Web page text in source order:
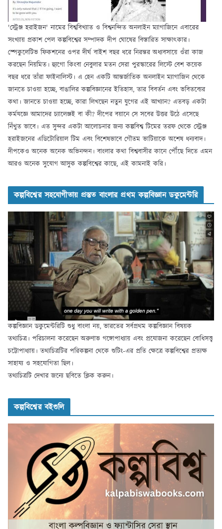
'স্ট্রেঞ্জ হরাইজন' নামের বিশ্ববিখ্যাত ও বিশ্বনন্দিত অনলাইন ম্যাগাজিনে এবারের
সংখ্যায় প্রকাশ পেল কল্পবিশ্বের সম্পাদক দীপ ঘোষের বিস্তারিত সাক্ষাৎকার।
স্পেকুলেটিভ ফিকশনের ওপর দীর্ঘ বাইশ বছর ধরে নিরন্তর অধ্যবসায়ে ওঁরা কাজ
করছেন নিয়মিত। হ্যুগো কিংবা নেবুলার মতন সেরা পুরস্কারের লিস্টে বেশ কয়েক
বছর ধরে তাঁরা ফাইনালিস্ট। এ হেন একটি আন্তর্জাতিক অনলাইন ম্যাগাজিন থেকে
জানতে চাওয়া হচ্ছে, বাঙালির কল্পবিজ্ঞানের ইতিহাস, তার বিবর্তন এবং ভবিতব্যের
কথা। জানতে চাওয়া হচ্ছে, কারা লিখছেন নতুন যুগের এই আখ্যান? এতবড় একটা
কর্মযজ্ঞে আমাদের চ্যালেঞ্জই বা কী? দীপের বয়ানে সে সবের উত্তর উঠে এসেছে
নিঁখুত ভাবে। এত সুন্দর একটা আলোচনার জন্য কল্পবিশ্ব টিমের তরফ থেকে স্ট্রেঞ্জ
হরাইজনের এডিটোরিয়াল টিম এবং বিশেষভাবে গৌতম ভাটিয়াকে অশেষ ধন্যবাদ।
দীপকেও অনেক অনেক অভিনন্দন। বাংলার কথা বিশ্ববাসীর কানে পৌঁছে দিতে এমন
আরও অনেক সুযোগ আসুক কল্পবিশ্বের কাছে, এই কামনাই করি।
কল্পবিশ্বের সহযোগীতায় প্রস্তুত বাংলার প্রথম কল্পবিজ্ঞান ডকুমেন্টরি
কল্পবিজ্ঞান ডকুমেন্টরিটি শুধু বাংলা নয়, ভারতের সর্বপ্রথম কল্পবিজ্ঞান বিষয়ক
তথ্যচিত্র। পরিচালনা করেছেন অরুণাভ গঙ্গোপাধ্যায় এবং প্রযোজনা করেছেন বোধিসত্ত্ব
চট্টোপাধ্যায়। তথ্যচিত্রটির পরিকল্পনা থেকে শুটিং-এর প্রতি ক্ষেত্রে কল্পবিশ্বের প্রত্যক্ষ
সাহায্য ও সহযোগিতা ছিল।
তথ্যচিত্রটি দেখার জন্যে ছবিতে ক্লিক করুন।
কল্পবিশ্বের বইগুলি